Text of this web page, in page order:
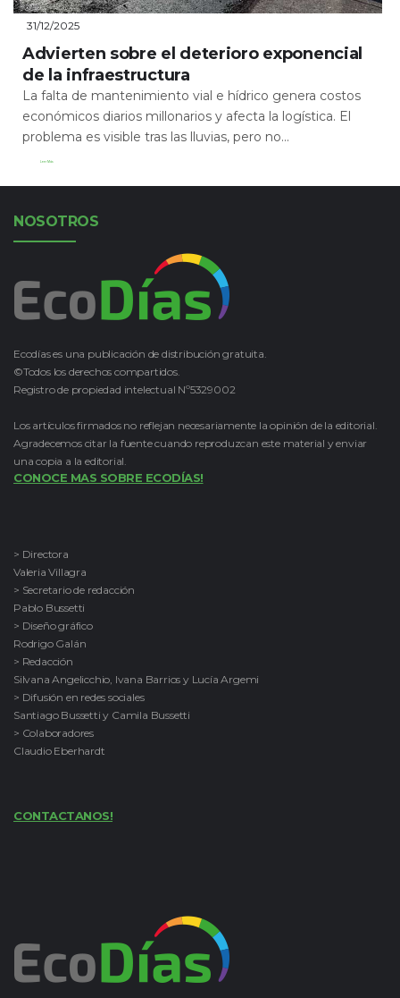
31/12/2025
Advierten sobre el deterioro exponencial
de la infraestructura
La falta de mantenimiento vial e hídrico genera costos
económicos diarios millonarios y afecta la logística. El
problema es visible tras las lluvias, pero no...
Leer Más
NOSOTROS
Ecodías es una publicación de distribución gratuita.
©Todos los derechos compartidos.
Registro de propiedad intelectual Nº5329002
Los artículos firmados no reflejan necesariamente la opinión de la editorial.
Agradecemos citar la fuente cuando reproduzcan este material y enviar
una copia a la editorial.
CONOCE MAS SOBRE ECODÍAS!
> Directora
Valeria Villagra
> Secretario de redacción
Pablo Bussetti
> Diseño gráfico
Rodrigo Galán
> Redacción
Silvana Angelicchio, Ivana Barrios y Lucía Argemi
> Difusión en redes sociales
Santiago Bussetti y Camila Bussetti
> Colaboradores
Claudio Eberhardt
CONTACTANOS!